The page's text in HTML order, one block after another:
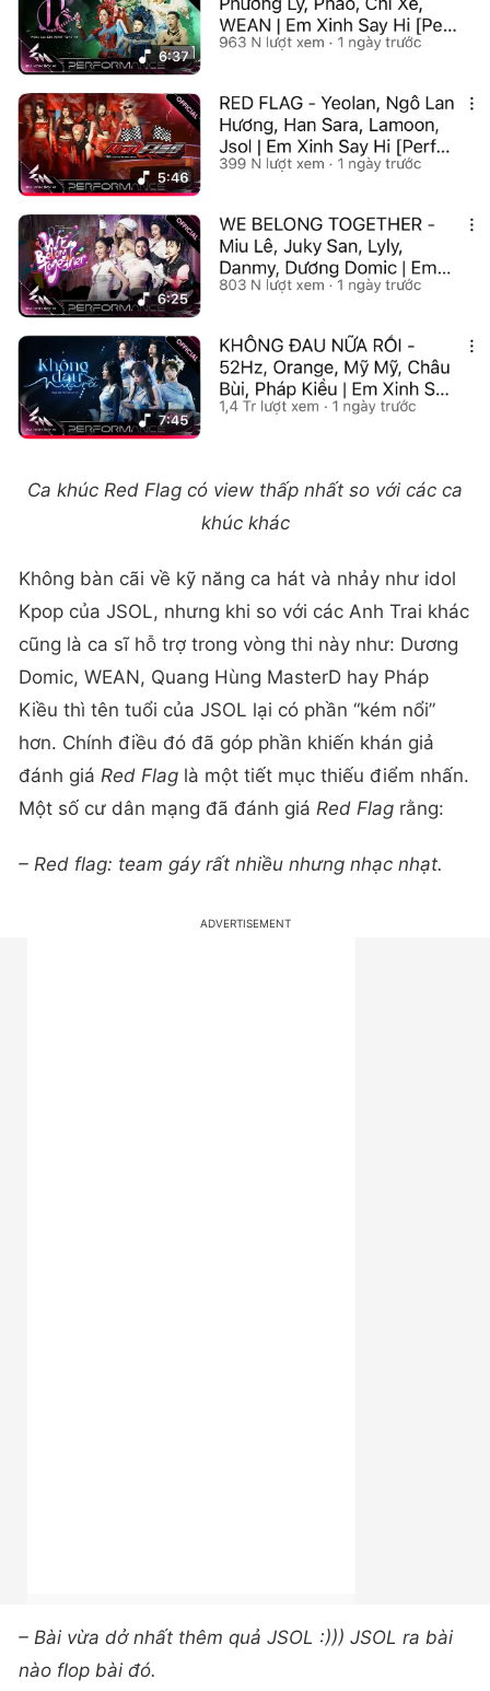
Ca khúc Red Flag có view thấp nhất so với các ca
khúc khác
Không bàn cãi về kỹ năng ca hát và nhảy như idol
Kpop của JSOL, nhưng khi so với các Anh Trai khác
cũng là ca sĩ hỗ trợ trong vòng thi này như: Dương
Domic, WEAN, Quang Hùng MasterD hay Pháp
Kiều thì tên tuổi của JSOL lại có phần “kém nổi”
hơn. Chính điều đó đã góp phần khiến khán giả
đánh giá Red Flag là một tiết mục thiếu điểm nhấn.
Một số cư dân mạng đã đánh giá Red Flag rằng:
– Red flag: team gáy rất nhiều nhưng nhạc nhạt.
– Bài vừa dở nhất thêm quả JSOL :))) JSOL ra bài
nào flop bài đó.